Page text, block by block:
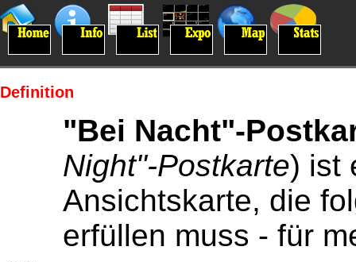
Definition
"Bei Nacht"-
Night"-Postkarte) ist
Ansichtskarte, die
erfüllen muss - für